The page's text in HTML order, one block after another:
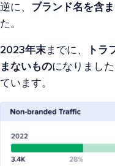
逆に、 ブランド名を含
た。
2023年末までに、 トラ
まないものになりまし
ています。